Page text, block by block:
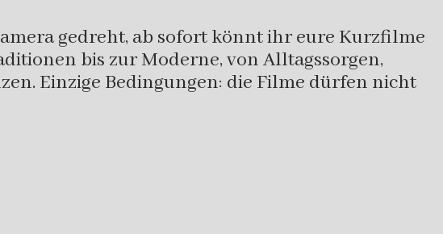
gedreht, ab sofort könnt ihr eure Kurzfilme
bis zur Moderne, von Alltagssorgen,
Einzige Bedingungen: die Filme dürfen nicht